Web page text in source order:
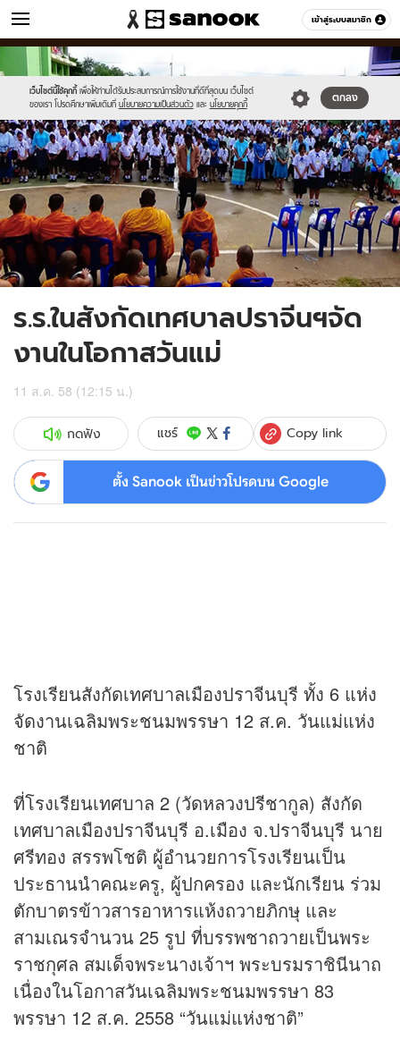
เข้าสู่ระบบสมาชิก
ข่าว หมวดอื่นๆ
เว็บไซต์นี้ใช้คุกกี้ เพื่อให้ท่านได้รับประสบการณ์การใช้งานที่ดีที่สุดบน เว็บไซต์
ของเรา โปรดศึกษาเพิ่มเติมที่ นโยบายความเป็นส่วนตัว และ นโยบายคุกกี้
ตกลง
Sanook
//s.isanook.com/sr/0/images/logo-
new-
sanook.png
600
60
//s.isanook.com/ns/0/ud/369/1845702/638252-
01.jpg
ร.ร.ในสังกัดเทศบาลปราจีนฯจัด
งานในโอกาสวันแม่
11 ส.ค. 58 (12:15 น.)
กดฟัง แชร์ Copy link
ตั้ง Sanook เป็นข่าวโปรดบน Google
โรงเรียนสังกัดเทศบาลเมืองปราจีนบุรี ทั้ง 6 แห่ง
จัดงานเฉลิมพระชนมพรรษา 12 ส.ค. วันแม่แห่ง
ชาติ
ที่โรงเรียนเทศบาล 2 (วัดหลวงปรีชากูล) สังกัด
เทศบาลเมืองปราจีนบุรี อ.เมือง จ.ปราจีนบุรี นาย
ศรีทอง สรรพโชติ ผู้อำนวยการโรงเรียนเป็น
ประธานนำคณะครู, ผู้ปกครอง และนักเรียน ร่วม
ตักบาตรข้าวสารอาหารแห้งถวายภิกษุ และ
สามเณรจำนวน 25 รูป ที่บรรพชาถวายเป็นพระ
ราชกุศล สมเด็จพระนางเจ้าฯ พระบรมราชินีนาถ
เนื่องในโอกาสวันเฉลิมพระชนมพรรษา 83
พรรษา 12 ส.ค. 2558 “วันแม่แห่งชาติ”